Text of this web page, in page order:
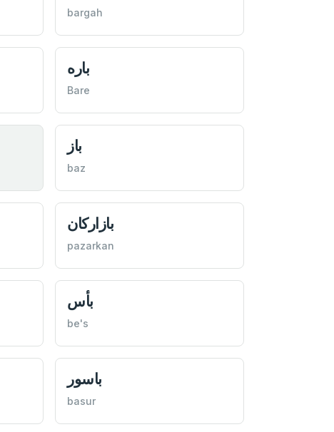
bargah
باره
Bare
باز
baz
بازاركان
pazarkan
بأس
be's
باسور
basur